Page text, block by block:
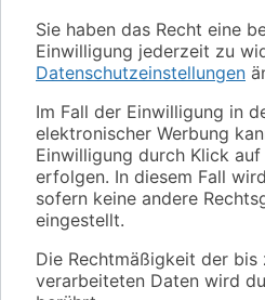
Sie haben das Recht eine
Einwilligung jederzeit zu
Datenschutzeinstellungen
Im Fall der Einwilligung in
elektronischer Werbung
Einwilligung durch Klick
erfolgen. In diesem Fall
sofern keine andere
eingestellt.
Die Rechtmäßigkeit der bis
verarbeiteten Daten wird